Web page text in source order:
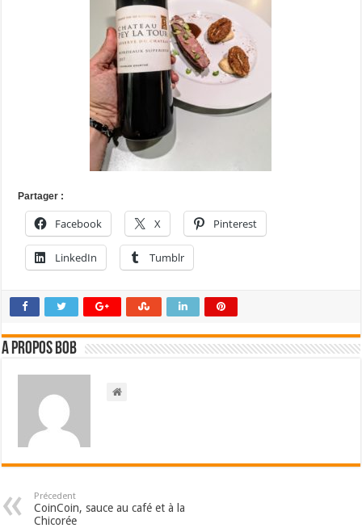
Partager :
Facebook X Pinterest
LinkedIn Tumblr
A propos bOb
Précedent
CoinCoin, sauce au café et à la
Chicorée